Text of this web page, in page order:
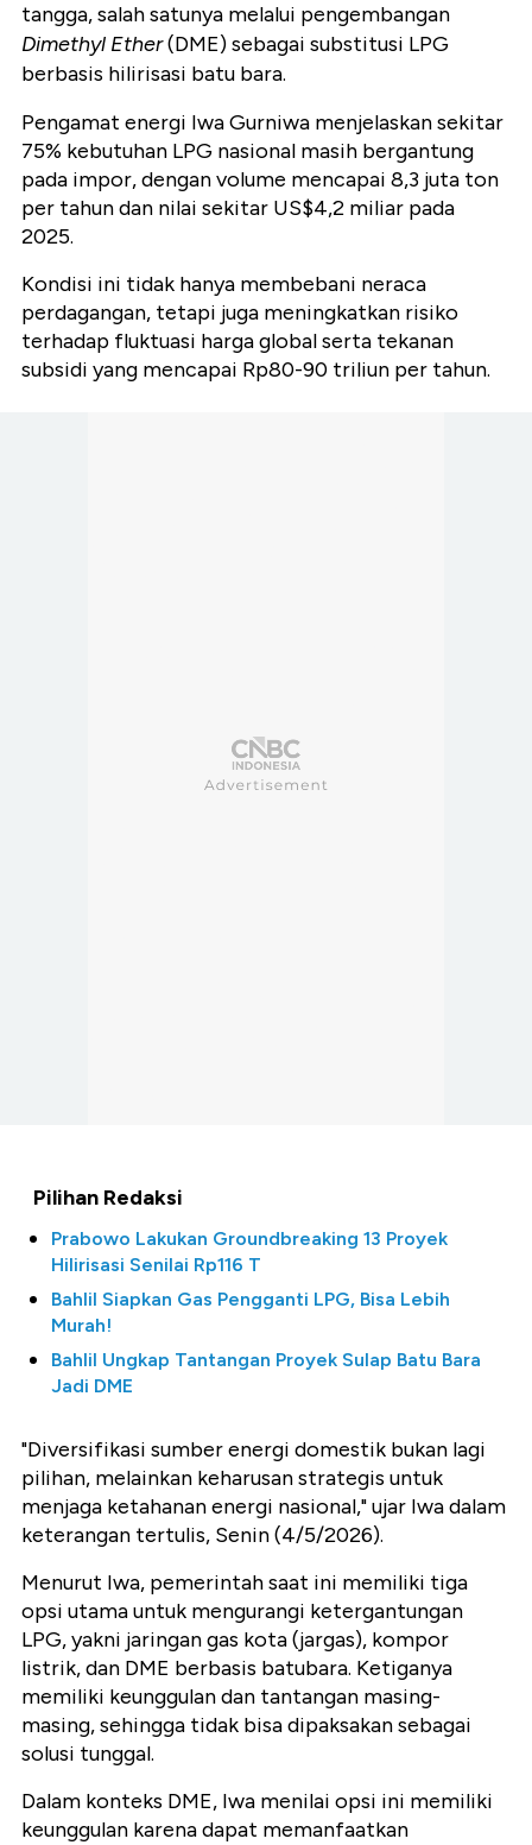
tangga, salah satunya melalui pengembangan
Dimethyl Ether(DME) sebagai substitusi LPG
berbasis hilirisasi batu bara.
Pengamat energi Iwa Gurniwa menjelaskan sekitar
75% kebutuhan LPG nasional masih bergantung
pada impor, dengan volume mencapai 8,3 juta ton
per tahun dan nilai sekitar US$4,2 miliar pada
2025.
Kondisi ini tidak hanya membebani neraca
perdagangan, tetapi juga meningkatkan risiko
terhadap fluktuasi harga global serta tekanan
subsidi yang mencapai Rp80-90 triliun per tahun.
Pilihan Redaksi
Prabowo Lakukan Groundbreaking 13 Proyek
Hilirisasi Senilai Rp116 T
Bahlil Siapkan Gas Pengganti LPG, Bisa Lebih
Murah!
Bahlil Ungkap Tantangan Proyek Sulap Batu Bara
Jadi DME
"Diversifikasi sumber energi domestik bukan lagi
pilihan, melainkan keharusan strategis untuk
menjaga ketahanan energi nasional," ujar Iwa dalam
keterangan tertulis, Senin (4/5/2026).
Menurut Iwa, pemerintah saat ini memiliki tiga
opsi utama untuk mengurangi ketergantungan
LPG, yakni jaringan gas kota (jargas), kompor
listrik, dan DME berbasis batubara. Ketiganya
memiliki keunggulan dan tantangan masing-
masing, sehingga tidak bisa dipaksakan sebagai
solusi tunggal.
Dalam konteks DME, Iwa menilai opsi ini memiliki
keunggulan karena dapat memanfaatkan